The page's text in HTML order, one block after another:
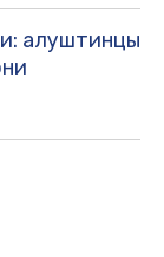
алуштинцы